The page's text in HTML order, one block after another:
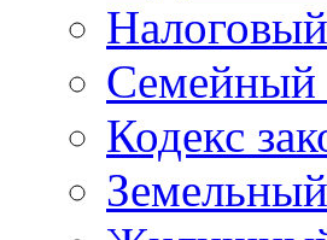
Семейный
Кодекс